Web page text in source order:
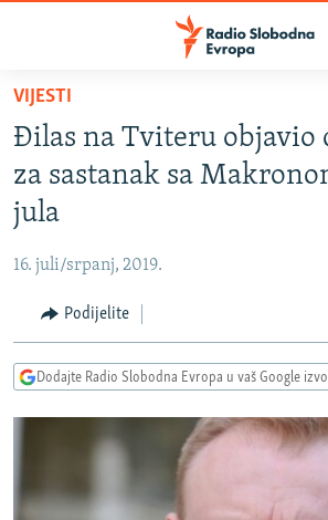
Pređite
glavni
sadržaj
Pređite
na
glavnu
navigaciju
Pređite
na
pretragu
VIJESTI
BOSNA I HERCEGOVINA
SRBIJA
CRNA GORA
VIZUELNO
INFOGRAFIKE
RAT U UKRAJINI
KINA NA BALKANU
RSE PRIČE IZ SVIJETA
VIJESTI
Đilas na Tviteru objavio
za sastanak sa
jula
16. juli/srpanj, 2019.
Podijelite
Dodajte Radio Slobodna Evropa u vaš Google